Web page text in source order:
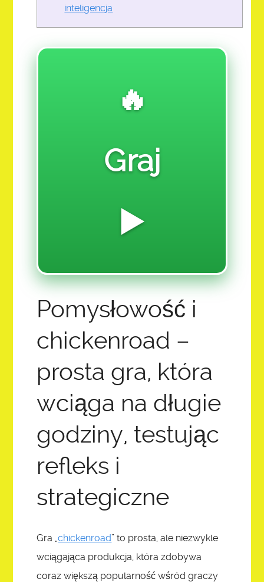
Z-12.0 FINANCIALS SOFTWARE & HARDWARE
2026 SUMMER YOUTH CREATIVE CAMP
CREATIVE CAPTION CONTEST CHALLENGE!
SAI OVERVIEW ABOUT AI AND THE FUTURE OF
EDUCATION:
SHARATUNE
ASK
REGISTER
WACPTV IMAGE GALLERY
inteligencja
🔥
Graj
▶️
Pomysłowość i
chickenroad –
prosta gra, która
wciąga na długie
godziny, testując
refleks i
strategiczne
Gra „chickenroad” to prosta, ale niezwykle
wciągająca produkcja, która zdobywa
coraz większą popularność wśród graczy